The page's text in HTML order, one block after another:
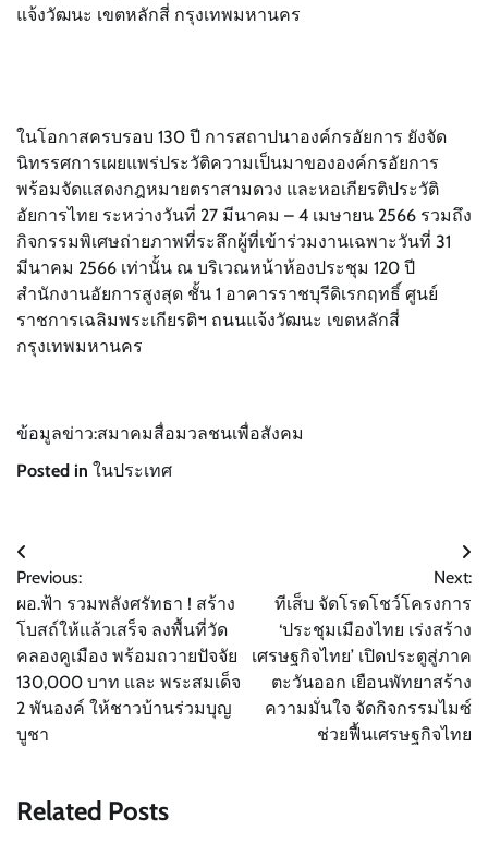
แจ้งวัฒนะ เขตหลักสี่ กรุงเทพมหานคร
ในโอกาสครบรอบ 130 ปี การสถาปนาองค์กรอัยการ ยังจัด
นิทรรศการเผยแพร่ประวัติความเป็นมาขององค์กรอัยการ
พร้อมจัดแสดงกฎหมายตราสามดวง และหอเกียรติประวัติ
อัยการไทย ระหว่างวันที่ 27 มีนาคม – 4 เมษายน 2566 รวมถึง
กิจกรรมพิเศษถ่ายภาพที่ระลึกผู้ที่เข้าร่วมงานเฉพาะวันที่ 31
มีนาคม 2566 เท่านั้น ณ บริเวณหน้าห้องประชุม 120 ปี
สำนักงานอัยการสูงสุด ชั้น 1 อาคารราชบุรีดิเรกฤทธิ์ ศูนย์
ราชการเฉลิมพระเกียรติฯ ถนนแจ้งวัฒนะ เขตหลักสี่
กรุงเทพมหานคร
ข้อมูลข่าว:สมาคมสื่อมวลชนเพื่อสังคม
Posted in ในประเทศ
แนะแนว
เรื่อง
Previous:
ผอ.ฟ้า รวมพลังศรัทธา ! สร้าง
โบสถ์ให้แล้วเสร็จ ลงพื้นที่วัด
คลองคูเมือง พร้อมถวายปัจจัย
130,000 บาท และ พระสมเด็จ
2 พันองค์ ให้ชาวบ้านร่วมบุญ
บูชา
Next:
ทีเส็บ จัดโรดโชว์โครงการ
‘ประชุมเมืองไทย เร่งสร้าง
เศรษฐกิจไทย’ เปิดประตูสู่ภาค
ตะวันออก เยือนพัทยาสร้าง
ความมั่นใจ จัดกิจกรรมไมซ์
ช่วยฟื้นเศรษฐกิจไทย
Related Posts